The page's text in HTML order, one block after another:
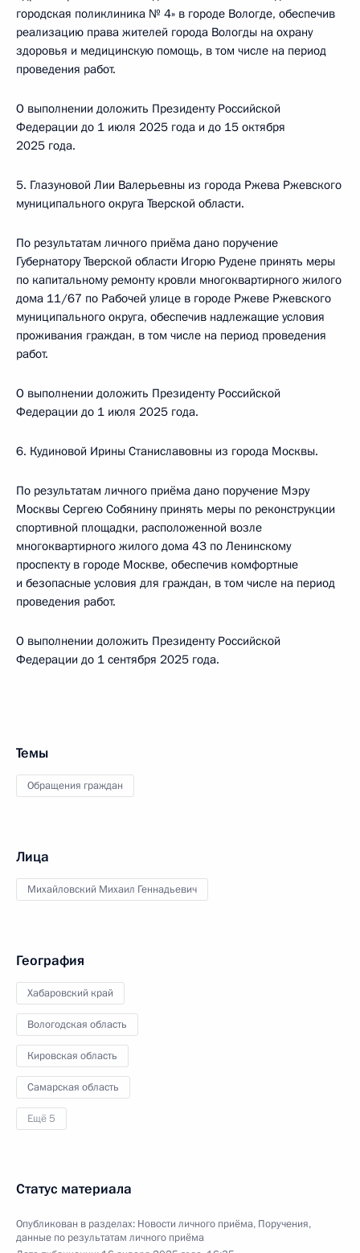
городская поликлиника № 4» в городе Вологде, обеспечив
реализацию права жителей города Вологды на охрану
здоровья и медицинскую помощь, в том числе на период
проведения работ.
О выполнении доложить Президенту Российской
Федерации до 1 июля 2025 года и до 15 октября
2025 года.
5. Глазуновой Лии Валерьевны из города Ржева Ржевского
муниципального округа Тверской области.
По результатам личного приёма дано поручение
Губернатору Тверской области Игорю Рудене принять меры
по капитальному ремонту кровли многоквартирного жилого
дома 11/67 по Рабочей улице в городе Ржеве Ржевского
муниципального округа, обеспечив надлежащие условия
проживания граждан, в том числе на период проведения
работ.
О выполнении доложить Президенту Российской
Федерации до 1 июля 2025 года.
6. Кудиновой Ирины Станиславовны из города Москвы.
По результатам личного приёма дано поручение Мэру
Москвы Сергею Собянину принять меры по реконструкции
спортивной площадки, расположенной возле
многоквартирного жилого дома 43 по Ленинскому
проспекту в городе Москве, обеспечив комфортные
и безопасные условия для граждан, в том числе на период
проведения работ.
О выполнении доложить Президенту Российской
Федерации до 1 сентября 2025 года.
Темы
Обращения граждан
Лица
Михайловский Михаил Геннадьевич
География
Хабаровский край
Вологодская область
Кировская область
Самарская область
Ещё 5
Статус материала
Опубликован в разделах: Новости личного приёма, Поручения,
данные по результатам личного приёма